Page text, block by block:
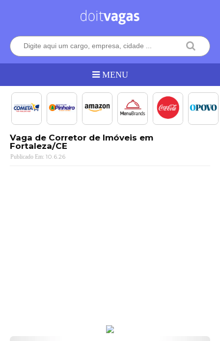
Vaga de Corretor de Imóveis em
Fortaleza/CE
10.6.26